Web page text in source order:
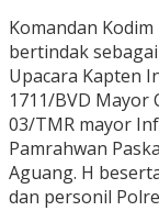
Komandan
bertindak
Upacara Kapten
1711/BVD Mayor
03/TMR mayor
Pamrahwan
Aguang. H
dan personil